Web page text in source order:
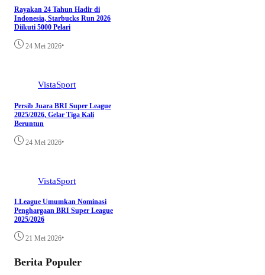
Rayakan 24 Tahun Hadir di
Indonesia, Starbucks Run 2026
Diikuti 5000 Pelari
24 Mei 2026•
VistaSport
Persib Juara BRI Super League
2025/2026, Gelar Tiga Kali
Beruntun
24 Mei 2026•
VistaSport
I.League Umumkan Nominasi
Penghargaan BRI Super League
2025/2026
21 Mei 2026•
Berita Populer